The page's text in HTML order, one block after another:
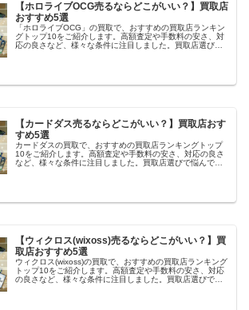
【ホロライブOCG売るならどこがいい？】買取店
おすすめ5選
「ホロライブOCG」の買取で、おすすめの買取店ランキン
グトップ10をご紹介します。高額査定や手数料の安さ、対
応の良さなど、様々な条件に注目しました。買取店選びで
【カードダス売るならどこがいい？】買取店おす
すめ5選
カードダスの買取で、おすすめの買取店ランキングトップ
10をご紹介します。高額査定や手数料の安さ、対応の良さ
など、様々な条件に注目しました。買取店選びで悩んでい
【ウィクロス(wixoss)売るならどこがいい？】買
取店おすすめ5選
ウィクロス(wixoss)の買取で、おすすめの買取店ランキング
トップ10をご紹介します。高額査定や手数料の安さ、対応
の良さなど、様々な条件に注目しました。買取店選びで悩